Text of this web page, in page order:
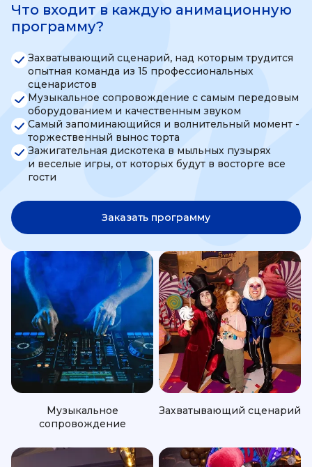
Что входит в каждую анимационную
программу?
Захватывающий сценарий, над которым трудится
опытная команда из 15 профессиональных
сценаристов
Музыкальное сопровождение с самым передовым
оборудованием и качественным звуком
Самый запоминающийся и волнительный момент -
торжественный вынос торта
Зажигательная дискотека в мыльных пузырях
и веселые игры, от которых будут в восторге все
гости
Заказать программу
Музыкальное
сопровождение
Захватывающий сценарий